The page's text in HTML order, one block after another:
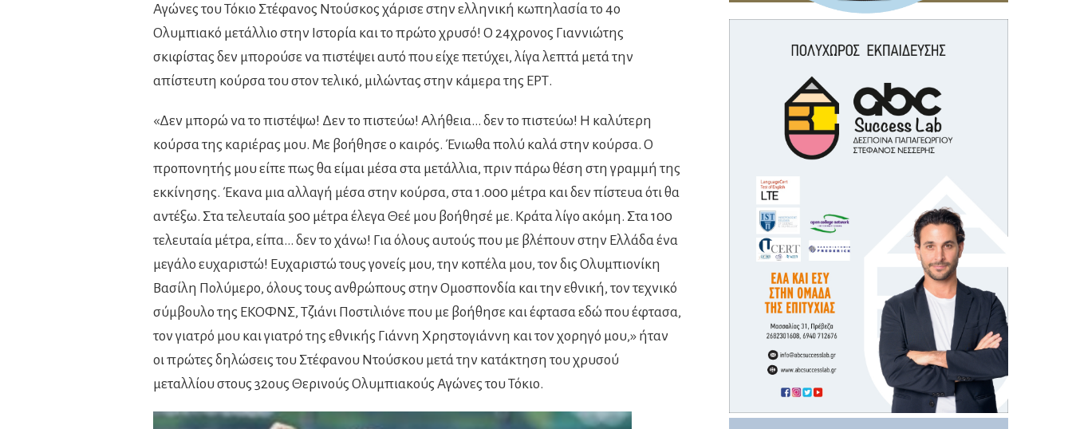
Αγώνες του Τόκιο Στέφανος Ντούσκος χάρισε στην ελληνική κωπηλασία το 4ο
Ολυμπιακό μετάλλιο στην Ιστορία και το πρώτο χρυσό! Ο 24χρονος Γιαννιώτης
σκιφίστας δεν μπορούσε να πιστέψει αυτό που είχε πετύχει, λίγα λεπτά μετά την
απίστευτη κούρσα του στον τελικό, μιλώντας στην κάμερα της ΕΡΤ.
«Δεν μπορώ να το πιστέψω! Δεν το πιστεύω! Αλήθεια… δεν το πιστεύω! Η καλύτερη
κούρσα της καριέρας μου. Με βοήθησε ο καιρός. Ένιωθα πολύ καλά στην κούρσα. Ο
προπονητής μου είπε πως θα είμαι μέσα στα μετάλλια, πριν πάρω θέση στη γραμμή της
εκκίνησης. Έκανα μια αλλαγή μέσα στην κούρσα, στα 1.000 μέτρα και δεν πίστευα ότι θα
αντέξω. Στα τελευταία 500 μέτρα έλεγα Θεέ μου βοήθησέ με. Κράτα λίγο ακόμη. Στα 100
τελευταία μέτρα, είπα… δεν το χάνω! Για όλους αυτούς που με βλέπουν στην Ελλάδα ένα
μεγάλο ευχαριστώ! Ευχαριστώ τους γονείς μου, την κοπέλα μου, τον δις Ολυμπιονίκη
Βασίλη Πολύμερο, όλους τους ανθρώπους στην Ομοσπονδία και την εθνική, τον τεχνικό
σύμβουλο της ΕΚΟΦΝΣ, Τζιάνι Ποστιλιόνε που με βοήθησε και έφτασα εδώ που έφτασα,
τον γιατρό μου και γιατρό της εθνικής Γιάννη Χρηστογιάννη και τον χορηγό μου,» ήταν
οι πρώτες δηλώσεις του Στέφανου Ντούσκου μετά την κατάκτηση του χρυσού
μεταλλίου στους 32ους Θερινούς Ολυμπιακούς Αγώνες του Τόκιο.